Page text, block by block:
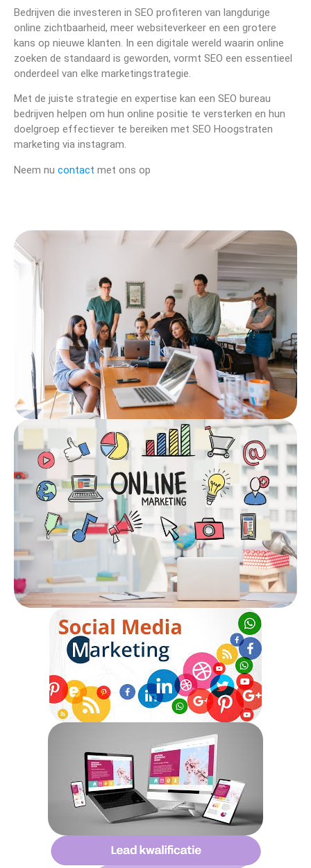
Bedrijven die investeren in SEO profiteren van langdurige
online zichtbaarheid, meer websiteverkeer en een grotere
kans op nieuwe klanten. In een digitale wereld waarin online
zoeken de standaard is geworden, vormt SEO een essentieel
onderdeel van elke marketingstrategie.
Met de juiste strategie en expertise kan een SEO bureau
bedrijven helpen om hun online positie te versterken en hun
doelgroep effectiever te bereiken met SEO Hoogstraten
marketing via instagram.
Neem nu contact met ons op